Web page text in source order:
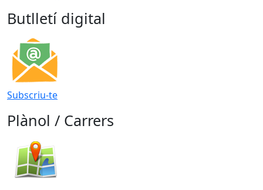
Butlletí digital
Subscriu-te
Plànol / Carrers